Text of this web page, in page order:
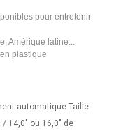
pour entretenir
Amérique latine...
plastique
automatique Taille
14,0" ou 16,0" de